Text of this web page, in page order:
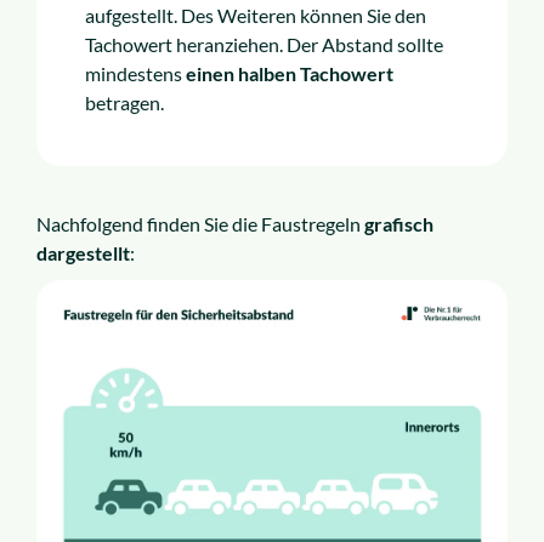
aufgestellt. Des Weiteren können Sie den
Tachowert heranziehen. Der Abstand sollte
mindestenseinen halben Tachowert
betragen.
Nachfolgend finden Sie die Faustregeln grafisch
dargestellt: